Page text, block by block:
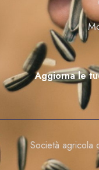
Aggiorna le
Società